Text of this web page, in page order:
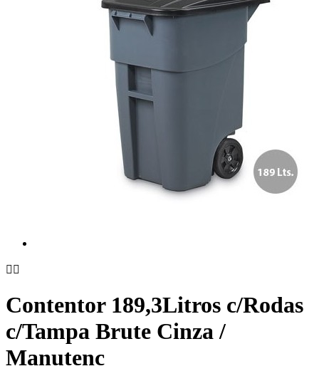
 
Contentor 189,3Litros c/Rodas
c/Tampa Brute Cinza /
Manutenc